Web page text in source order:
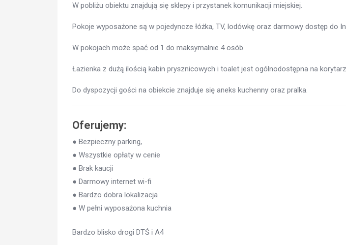
W pobliżu obiektu znajdują się sklepy i przystanek komunikacji miejskiej.
Pokoje wyposażone są w pojedyncze łóżka, TV, lodówkę oraz darmowy dostęp do
W pokojach może spać od 1 do maksymalnie 4 osób
Łazienka z dużą ilością kabin prysznicowych i toalet jest ogólnodostępna na
Do dyspozycji gości na obiekcie znajduje się aneks kuchenny oraz pralka.
Oferujemy:
● Bezpieczny parking,
● Wszystkie opłaty w cenie
● Brak kaucji
● Darmowy internet wi-fi
● Bardzo dobra lokalizacja
● W pełni wyposażona kuchnia
Bardzo blisko drogi DTŚ i A4